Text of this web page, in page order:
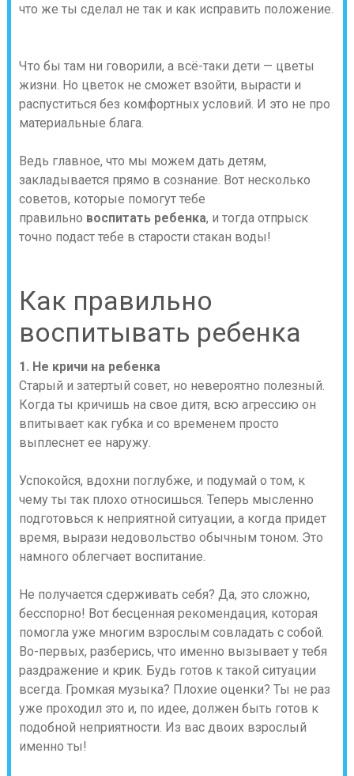
что же ты сделал не так и как исправить положение.
Что бы там ни говорили, а всё-таки дети — цветы
жизни. Но цветок не сможет взойти, вырасти и
распуститься без комфортных условий. И это не про
материальные блага.
Ведь главное, что мы можем дать детям,
закладывается прямо в сознание. Вот несколько
советов, которые помогут тебе
правильно воспитать ребенка, и тогда отпрыск
точно подаст тебе в старости стакан воды!
Как правильно
воспитывать ребенка
1. Не кричи на ребенка
Старый и затертый совет, но невероятно полезный.
Когда ты кричишь на свое дитя, всю агрессию он
впитывает как губка и со временем просто
выплеснет ее наружу.
Успокойся, вдохни поглубже, и подумай о том, к
чему ты так плохо относишься. Теперь мысленно
подготовься к неприятной ситуации, а когда придет
время, вырази недовольство обычным тоном. Это
намного облегчает воспитание.
Не получается сдерживать себя? Да, это сложно,
бесспорно! Вот бесценная рекомендация, которая
помогла уже многим взрослым совладать с собой.
Во-первых, разберись, что именно вызывает у тебя
раздражение и крик. Будь готов к такой ситуации
всегда. Громкая музыка? Плохие оценки? Ты не раз
уже проходил это и, по идее, должен быть готов к
подобной неприятности. Из вас двоих взрослый
именно ты!